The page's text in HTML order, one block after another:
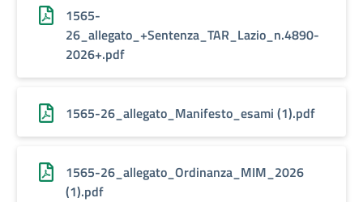
1565-
26_allegato_+Sentenza_TAR_Lazio_n.4890-
2026+.pdf
1565-26_allegato_Manifesto_esami (1).pdf
1565-26_allegato_Ordinanza_MIM_2026
(1).pdf